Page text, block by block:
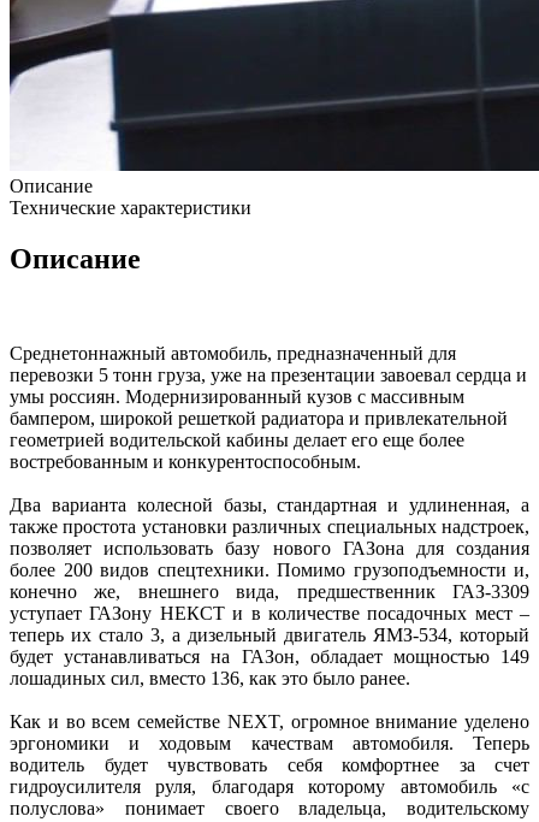
Описание
Технические характеристики
Описание
Среднетоннажный автомобиль, предназначенный для
перевозки 5 тонн груза, уже на презентации завоевал сердца и
умы россиян. Модернизированный кузов с массивным
бампером, широкой решеткой радиатора и привлекательной
геометрией водительской кабины делает его еще более
востребованным и конкурентоспособным.
Два варианта колесной базы, стандартная и удлиненная, а
также простота установки различных специальных надстроек,
позволяет использовать базу нового ГАЗона для создания
более 200 видов спецтехники. Помимо грузоподъемности и,
конечно же, внешнего вида, предшественник ГАЗ-3309
уступает ГАЗону НЕКСТ и в количестве посадочных мест –
теперь их стало 3, а дизельный двигатель ЯМЗ-534, который
будет устанавливаться на ГАЗон, обладает мощностью 149
лошадиных сил, вместо 136, как это было ранее.
Как и во всем семействе NEXT, огромное внимание уделено
эргономики и ходовым качествам автомобиля. Теперь
водитель будет чувствовать себя комфортнее за счет
гидроусилителя руля, благодаря которому автомобиль «с
полуслова» понимает своего владельца, водительскому